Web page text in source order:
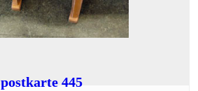
postkarte 445